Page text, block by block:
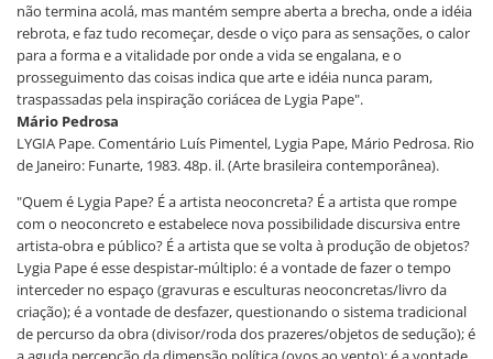
não termina acolá, mas mantém sempre aberta a brecha, onde a idéia
rebrota, e faz tudo recomeçar, desde o viço para as sensações, o calor
para a forma e a vitalidade por onde a vida se engalana, e o
prosseguimento das coisas indica que arte e idéia nunca param,
traspassadas pela inspiração coriácea de Lygia Pape".
Mário Pedrosa
LYGIA Pape. Comentário Luís Pimentel, Lygia Pape, Mário Pedrosa. Rio
de Janeiro: Funarte, 1983. 48p. il. (Arte brasileira contemporânea).
"Quem é Lygia Pape? É a artista neoconcreta? É a artista que rompe
com o neoconcreto e estabelece nova possibilidade discursiva entre
artista-obra e público? É a artista que se volta à produção de objetos?
Lygia Pape é esse despistar-múltiplo: é a vontade de fazer o tempo
interceder no espaço (gravuras e esculturas neoconcretas/livro da
criação); é a vontade de desfazer, questionando o sistema tradicional
de percurso da obra (divisor/roda dos prazeres/objetos de sedução); é